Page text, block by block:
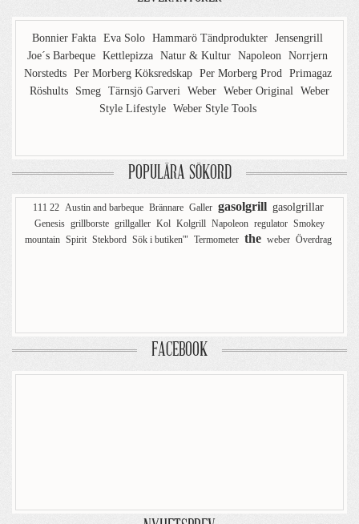
Bonnier Fakta Eva Solo Hammarö Tändprodukter Jensengrill
Joe´s Barbeque Kettlepizza Natur & Kultur Napoleon Norrjern
Norstedts Per Morberg Köksredskap Per Morberg Prod Primagaz
Röshults
Smeg Tärnsjö Garveri Weber Weber Original Weber
Style Lifestyle Weber Style Tools
POPULÄRA SÖKORD
111 22 Austin and barbeque Brännare Galler gasolgrill gasolgrillar
Genesis grillborste grillgaller Kol Kolgrill Napoleon regulator Smokey
mountain Spirit Stekbord Sök i butiken'" Termometer the weber Överdrag
FACEBOOK